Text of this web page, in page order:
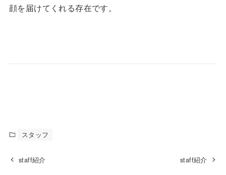
顔を届けてくれる存在です。
スタッフ
staff紹介 staff紹介